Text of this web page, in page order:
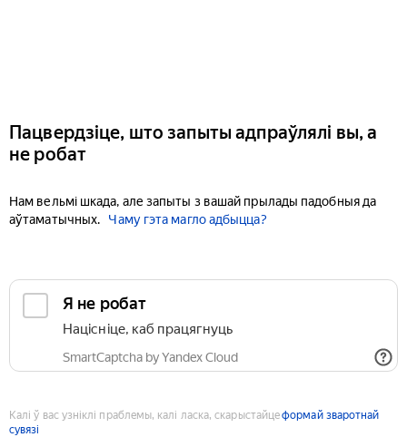
Пацвердзіце, што запыты адпраўлялі вы, а
не робат
Нам вельмі шкада, але запыты з вашай прылады падобныя да
аўтаматычных.
Чаму гэта магло адбыцца?
Я не робат
Націсніце, каб працягнуць
SmartCaptcha by Yandex Cloud
Калі ў вас узніклі праблемы, калі ласка, скарыстайцеформай зваротнай
сувязі